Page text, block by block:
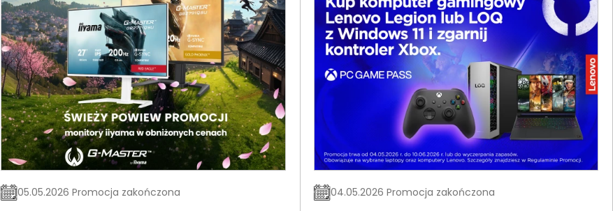
05.05.2026 Promocja zakończona 04.05.2026 Promocja zakończona